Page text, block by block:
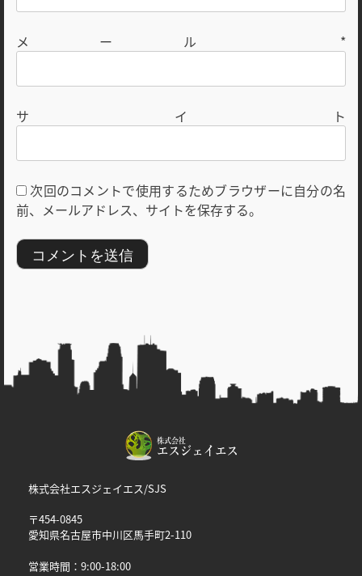
メール *
サイト
次回のコメントで使用するためブラウザーに自分の名
前、メールアドレス、サイトを保存する。
株式会社エスジェイエス/SJS
〒454-0845
愛知県名古屋市中川区馬手町2-110
営業時間：9:00-18:00